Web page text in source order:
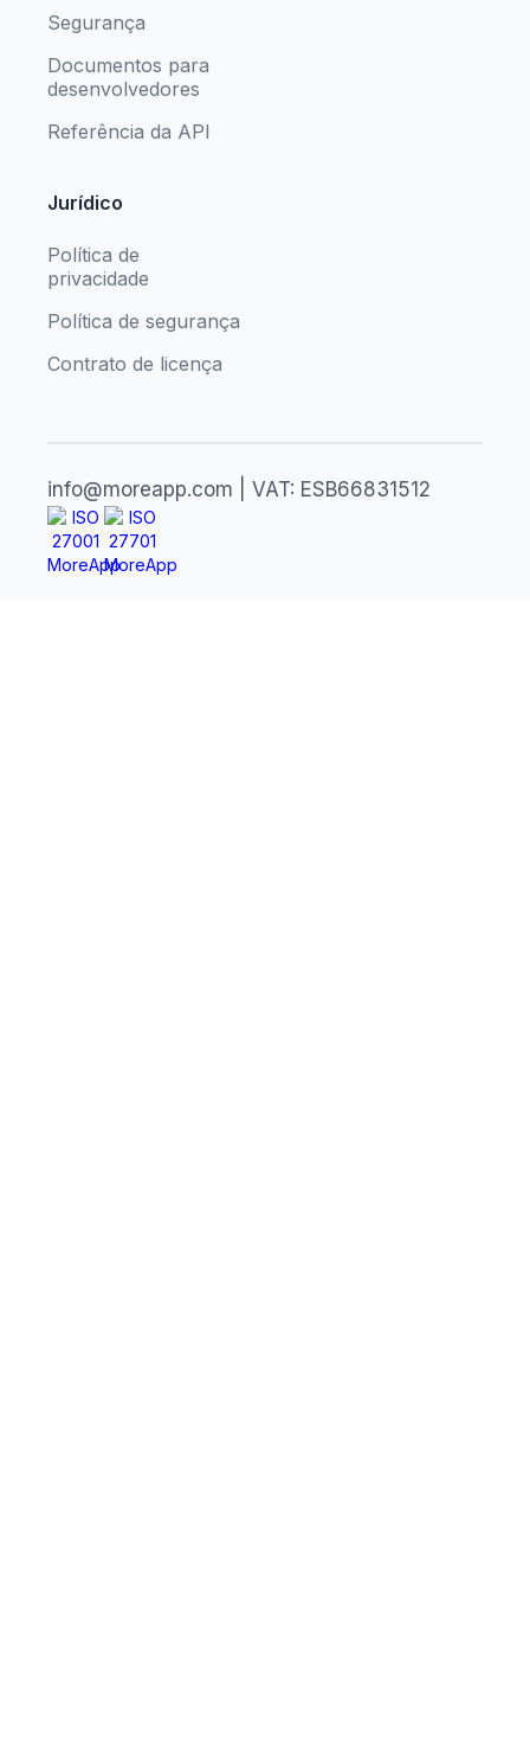
Segurança
Documentos para
desenvolvedores
Referência da API
Jurídico
Política de
privacidade
Política de segurança
Contrato de licença
info@moreapp.com | VAT: ESB66831512